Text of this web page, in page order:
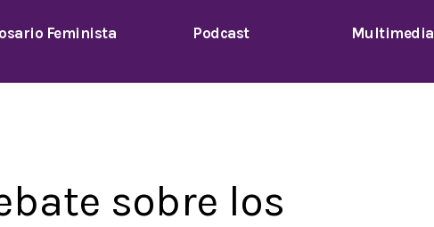
Feminista Podcast Multimedia
sobre los